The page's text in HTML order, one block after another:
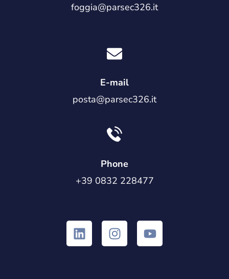
foggia@parsec326.it
E-mail
posta@parsec326.it
Phone
+39 0832 228477